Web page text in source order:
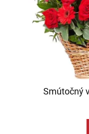
Smútočný